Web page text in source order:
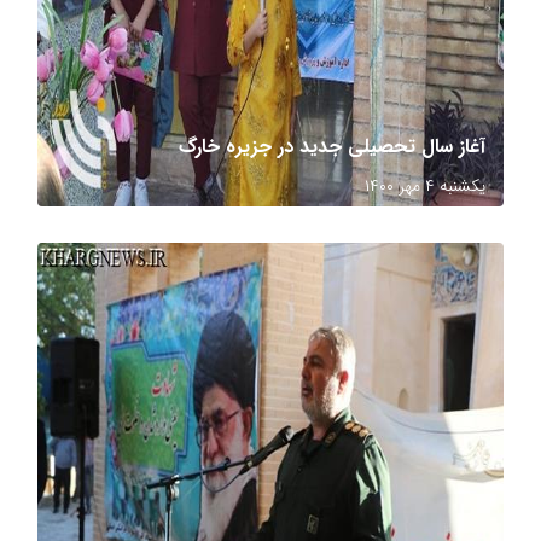
آغاز سال تحصیلی جدید در جزیره خارگ
یکشنبه ۴ مهر ۱۴۰۰
عکاس: مرتضی زنگنه